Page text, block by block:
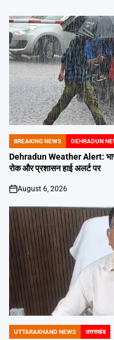
POSTED
IN
BREAKING NEWS DEHRADUN
Dehradun Weather Alert:
रोक और प्रशासन हाई अलर्ट पर
on
August 6, 2026
POSTED
UTTARAKHAND NEWS उत्तराखंड